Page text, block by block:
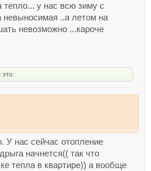
у нас всю зиму с
невыносимая ..а летом на
невозможно ...кароче
У нас сейчас отопление
начнется(( так что
тепла в квартире)) а вообще